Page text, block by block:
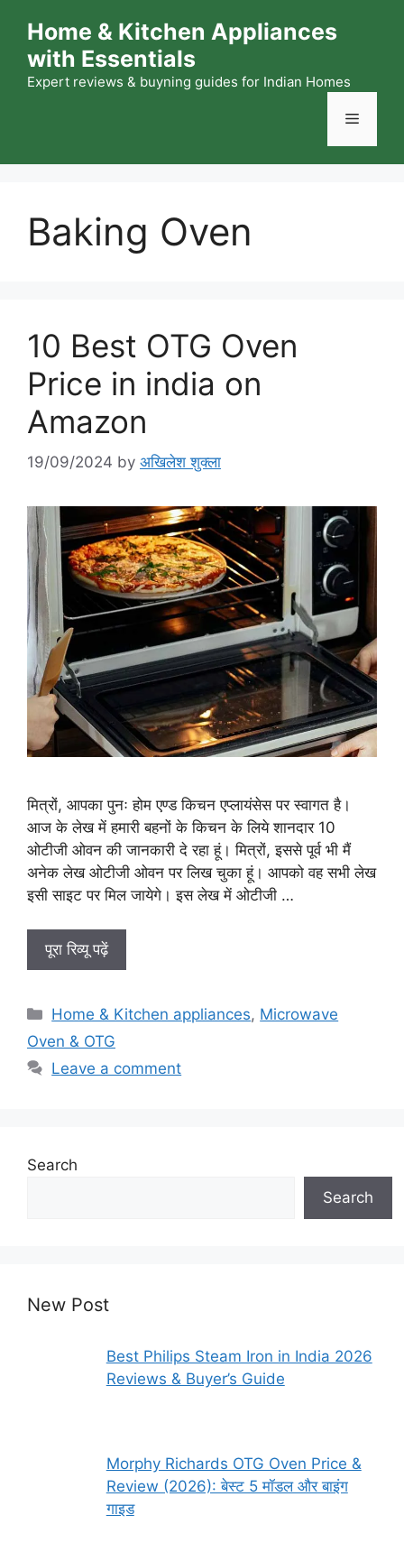
content
Home & Kitchen Appliances
with Essentials
Expert reviews & buyning guides for Indian Homes
Menu
Baking Oven
10 Best OTG Oven
Price in india on
Amazon
19/09/2024 by अखिलेश शुक्ला
मित्रों, आपका पुनः होम एण्ड किचन एप्लायंसेस पर स्वागत है।
आज के लेख में हमारी बहनों के किचन के लिये शानदार 10
ओटीजी ओवन की जानकारी दे रहा हूं। मित्रों, इससे पूर्व भी मैं
अनेक लेख ओटीजी ओवन पर लिख चुका हूं। आपको वह सभी लेख
इसी साइट पर मिल जायेगे। इस लेख में ओटीजी …
पूरा रिव्यू पढ़ें
Categories
Home & Kitchen appliances, Microwave
Oven & OTG
Leave a comment
Search
Search
New Post
Best Philips Steam Iron in India 2026
Reviews & Buyer’s Guide
Morphy Richards OTG Oven Price &
Review (2026): बेस्ट 5 मॉडल और बाइंग
गाइड